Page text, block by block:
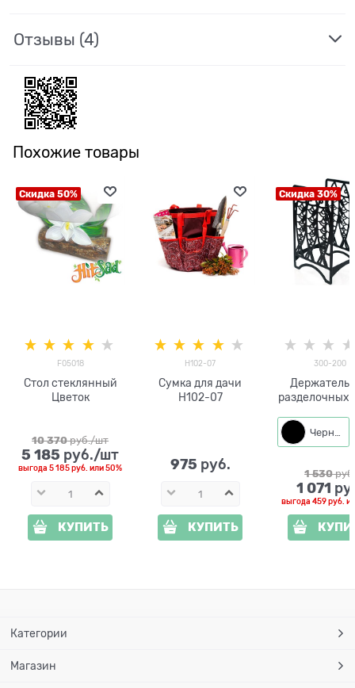
Отзывы (4)
Похожие товары
Скидка 50%
F05018
Стол стеклянный
Цветок
10 370 руб./шт
5 185 руб./шт
выгода5 185 руб. или50%
КУПИТЬ
H102-07
Сумка для дачи
H102-07
975 руб.
КУПИТЬ
Скидка 30%
300-200
Держатель для
разделочных
1 530
1 071
выгода459 руб.
Категории
Магазин